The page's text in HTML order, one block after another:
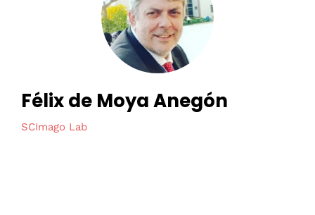
Félix de Moya Anegón
SCImago Lab